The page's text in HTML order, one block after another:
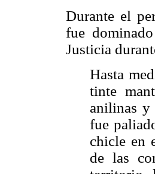
Durante el
fue
Justicia
Hasta
tinte
anilinas y
fue
chicle en
de las